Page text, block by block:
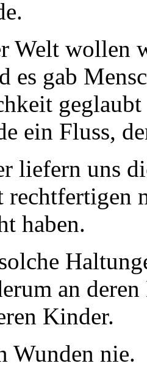
Welt wollen
es gab
ein Fluss,
liefern uns
rechtfertigen
haben.
an
Kinder.
Wunden nie.